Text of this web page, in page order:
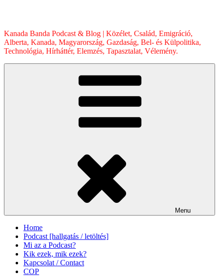
Kanada Banda Podcast & Blog | Közélet, Család, Emigráció,
Alberta, Kanada, Magyarország, Gazdaság, Bel- és Külpolitika,
Technológia, Hírháttér, Elemzés, Tapasztalat, Vélemény.
Menu
Home
Podcast [hallgatás / letöltés]
Mi az a Podcast?
Kik ezek, mik ezek?
Kapcsolat / Contact
COP